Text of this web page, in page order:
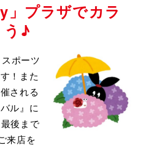
プラザでカラ
う♪
ポーツ
！また
される
ル』に
後まで
来店を